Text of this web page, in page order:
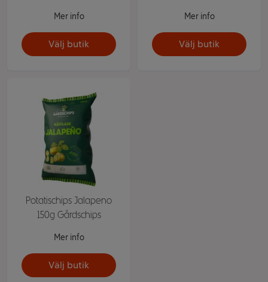
Mer info
Välj butik
Mer info
Välj butik
Potatischips Jalapeno
150g Gårdschips
Mer info
Välj butik